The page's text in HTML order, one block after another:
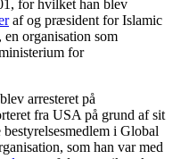
for hvilket han blev
af og præsident for Islamic
organisation som
for
arresteret på
fra USA på grund af sit
i Global
som han var med